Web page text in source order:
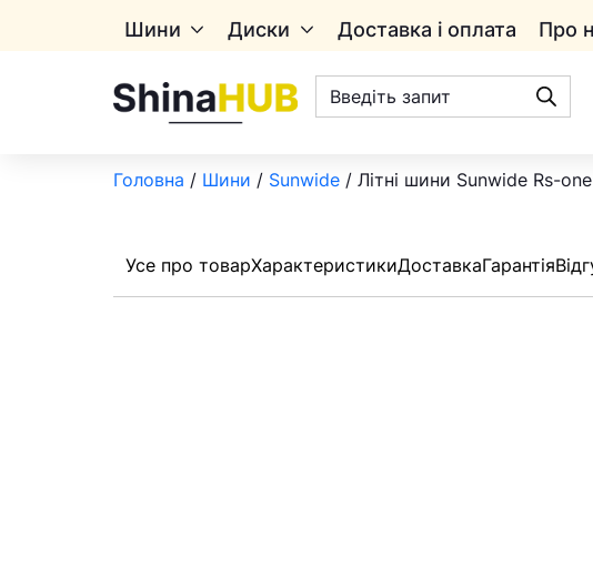
Шини Диски Доставка і оплата Про
Пошук
товарів
Головна / Шини / Sunwide / Літні шини Sunwide Rs-
Усе про товарХарактеристикиДоставкаГарантія